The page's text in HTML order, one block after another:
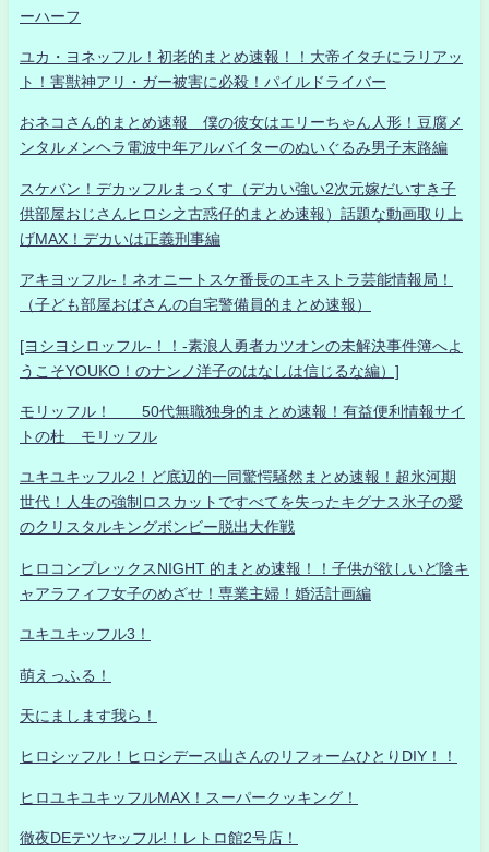
ーハーフ
ユカ・ヨネッフル！初老的まとめ速報！！大帝イタチにラリアッ
ト！害獣神アリ・ガー被害に必殺！パイルドライバー
おネコさん的まとめ速報 僕の彼女はエリーちゃん人形！豆腐メ
ンタルメンヘラ電波中年アルバイターのぬいぐるみ男子末路編
スケバン！デカッフルまっくす（デカい強い2次元嫁だいすき子
供部屋おじさんヒロシ之古惑仔的まとめ速報）話題な動画取り上
げMAX！デカいは正義刑事編
アキヨッフル-！ネオニートスケ番長のエキストラ芸能情報局！
（子ども部屋おばさんの自宅警備員的まとめ速報）
[ヨシヨシロッフル-！！-素浪人勇者カツオンの未解決事件簿へよ
うこそYOUKO！のナンノ洋子のはなしは信じるな編）]
モリッフル！ 50代無職独身的まとめ速報！有益便利情報サイ
トの杜 モリッフル
ユキユキッフル2！ど底辺的一同驚愕騒然まとめ速報！超氷河期
世代！人生の強制ロスカットですべてを失ったキグナス氷子の愛
のクリスタルキングボンビー脱出大作戦
ヒロコンプレックスNIGHT 的まとめ速報！！子供が欲しいど陰キ
ャアラフィフ女子のめざせ！専業主婦！婚活計画編
ユキユキッフル3！
萌えっふる！
天にまします我ら！
ヒロシッフル！ヒロシデース山さんのリフォームひとりDIY！！
ヒロユキユキッフルMAX！スーパークッキング！
徹夜DEテツヤッフル!！レトロ館2号店！